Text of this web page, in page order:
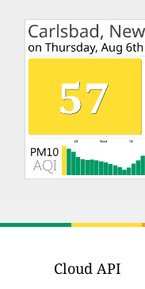
Cloud API